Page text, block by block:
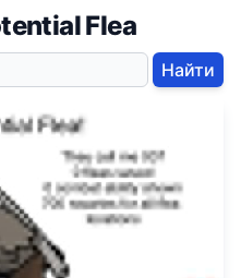
Flea
Найти